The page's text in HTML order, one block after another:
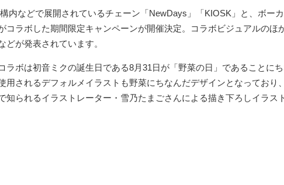
内などで展開されているチェーン「NewDays」「KIOSK」と、ボー
コラボした期間限定キャンペーンが開催決定。コラボビジュアルのほ
どが発表されています。
ラボは初音ミクの誕生日である8月31日が「野菜の日」であることに
用されるデフォルメイラストも野菜にちなんだデザインとなっており
知られるイラストレーター・雪乃たまごさんによる描き下ろしイラス